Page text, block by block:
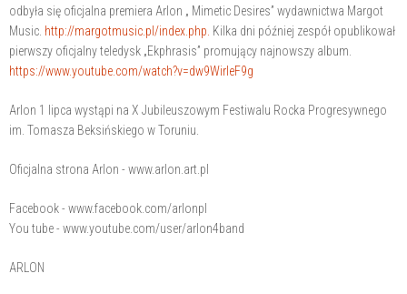
odbyła się oficjalna premiera Arlon „ Mimetic Desires” wydawnictwa Margot
Music. http://margotmusic.pl/index.php. Kilka dni później zespół opublikował
pierwszy oficjalny teledysk „Ekphrasis” promujący najnowszy album.
https://www.youtube.com/watch?v=dw9WirIeF9g
Arlon 1 lipca wystąpi na X Jubileuszowym Festiwalu Rocka Progresywnego
im. Tomasza Beksińskiego w Toruniu.
Oficjalna strona Arlon - www.arlon.art.pl
Facebook - www.facebook.com/arlonpl
You tube - www.youtube.com/user/arlon4band
ARLON